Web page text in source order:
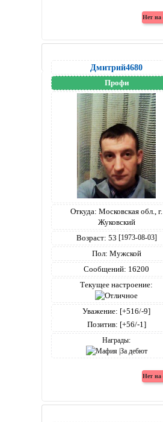
Дмитрий4680
Профи
Откуда: Московская обл., г.
Жуковский
Возраст: 53 [1973-08-03]
Пол: Мужской
Сообщений: 16200
Текущее настроение:
Уважение: [+516/-9]
Позитив: [+56/-1]
Награды: